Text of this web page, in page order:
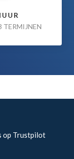
TERMIJNEN
op Trustpilot